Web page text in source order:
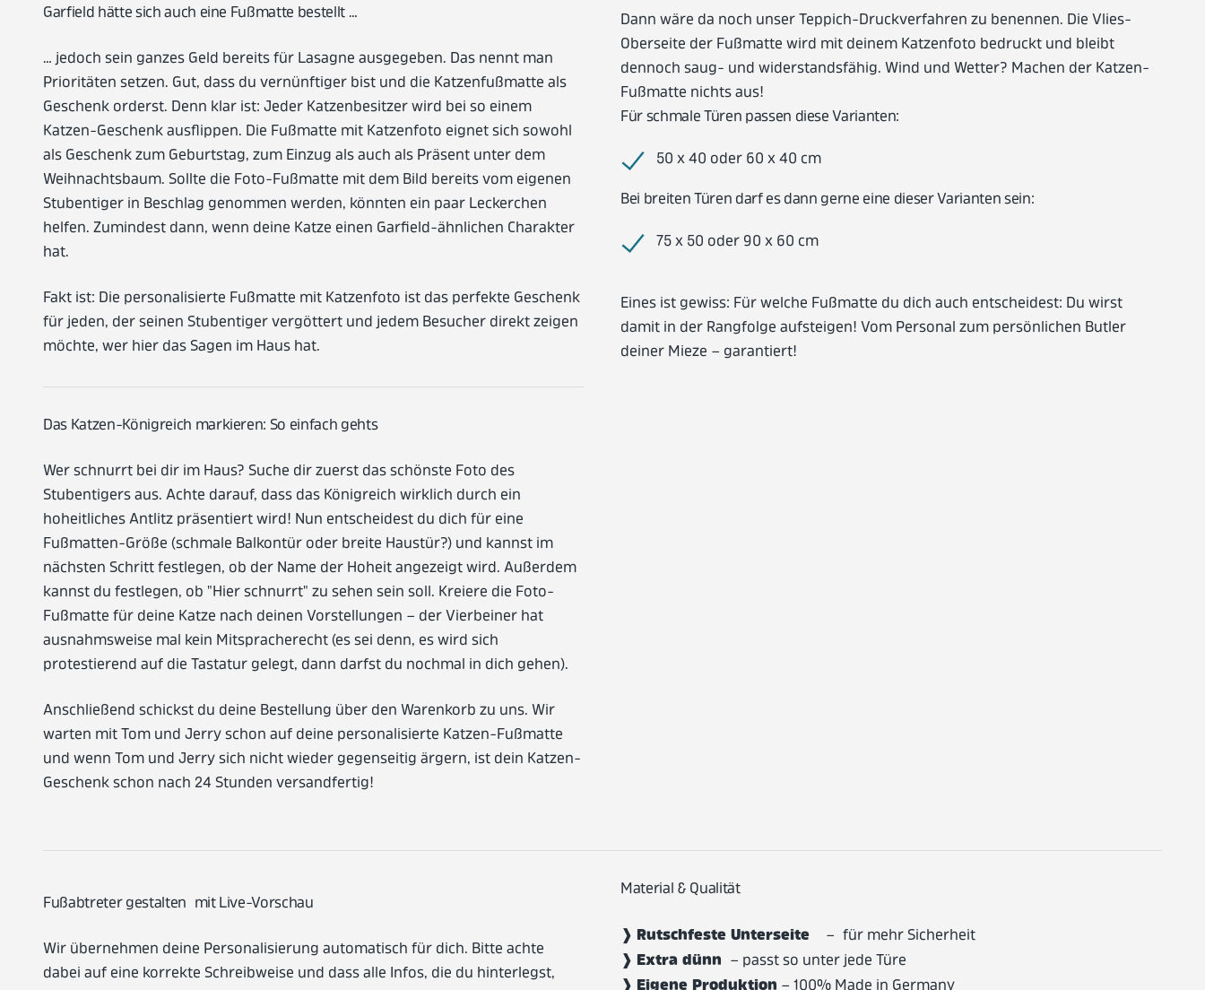
Garfield hätte sich auch eine Fußmatte bestellt …
… jedoch sein ganzes Geld bereits für Lasagne ausgegeben. Das nennt man
Prioritäten setzen. Gut, dass du vernünftiger bist und die Katzenfußmatte als
Geschenk orderst. Denn klar ist: Jeder Katzenbesitzer wird bei so einem
Katzen-Geschenk ausflippen. Die Fußmatte mit Katzenfoto eignet sich sowohl
als Geschenk zum Geburtstag, zum Einzug als auch als Präsent unter dem
Weihnachtsbaum. Sollte die Foto-Fußmatte mit dem Bild bereits vom eigenen
Stubentiger in Beschlag genommen werden, könnten ein paar Leckerchen
helfen. Zumindest dann, wenn deine Katze einen Garfield-ähnlichen Charakter
hat.
Fakt ist: Die personalisierte Fußmatte mit Katzenfoto ist das perfekte Geschenk
für jeden, der seinen Stubentiger vergöttert und jedem Besucher direkt zeigen
möchte, wer hier das Sagen im Haus hat.
Das Katzen-Königreich markieren: So einfach gehts
Wer schnurrt bei dir im Haus? Suche dir zuerst das schönste Foto des
Stubentigers aus. Achte darauf, dass das Königreich wirklich durch ein
hoheitliches Antlitz präsentiert wird! Nun entscheidest du dich für eine
Fußmatten-Größe (schmale Balkontür oder breite Haustür?) und kannst im
nächsten Schritt festlegen, ob der Name der Hoheit angezeigt wird. Außerdem
kannst du festlegen, ob "Hier schnurrt" zu sehen sein soll. Kreiere die Foto-
Fußmatte für deine Katze nach deinen Vorstellungen – der Vierbeiner hat
ausnahmsweise mal kein Mitspracherecht (es sei denn, es wird sich
protestierend auf die Tastatur gelegt, dann darfst du nochmal in dich gehen).
Anschließend schickst du deine Bestellung über den Warenkorb zu uns. Wir
warten mit Tom und Jerry schon auf deine personalisierte Katzen-Fußmatte
und wenn Tom und Jerry sich nicht wieder gegenseitig ärgern, ist dein Katzen-
Geschenk schon nach 24 Stunden versandfertig!
Dann wäre da noch unser Teppich-Druckverfahren zu benennen. Die Vlies-
Oberseite der Fußmatte wird mit deinem Katzenfoto bedruckt und bleibt
dennoch saug- und widerstandsfähig. Wind und Wetter? Machen der Katzen-
Fußmatte nichts aus!
Für schmale Türen passen diese Varianten:
50 x 40 oder 60 x 40 cm
Bei breiten Türen darf es dann gerne eine dieser Varianten sein:
75 x 50 oder 90 x 60 cm
Eines ist gewiss: Für welche Fußmatte du dich auch entscheidest: Du wirst
damit in der Rangfolge aufsteigen! Vom Personal zum persönlichen Butler
deiner Mieze – garantiert!
Fußabtreter gestalten mit Live-Vorschau
Wir übernehmen deine Personalisierung automatisch für dich. Bitte achte
dabei auf eine korrekte Schreibweise und dass alle Infos, die du hinterlegst,
Material & Qualität
❱ Rutschfeste Unterseite
– für mehr Sicherheit
❱ Extra dünn – passt so unter jede Türe